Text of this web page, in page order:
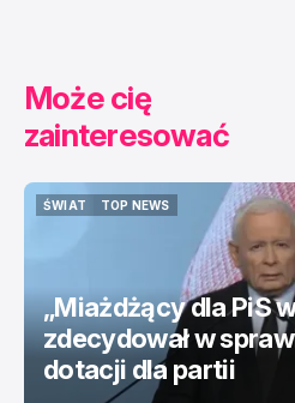
Może cię
zainteresować
ŚWIAT
TOP NEWS
„Miażdżący dla PiS
zdecydował w
dotacji dla partii